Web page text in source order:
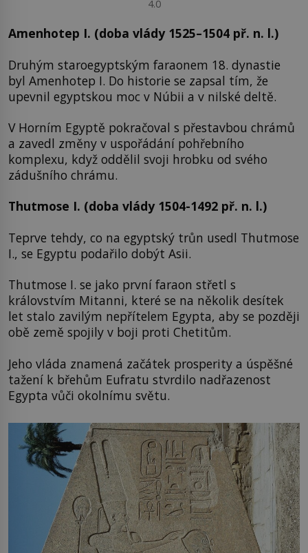
4.0
Amenhotep I. (doba vlády 1525–1504 př. n. l.)
Druhým staroegyptským faraonem 18. dynastie
byl Amenhotep I. Do historie se zapsal tím, že
upevnil egyptskou moc v Núbii a v nilské deltě.
V Horním Egyptě pokračoval s přestavbou chrámů
a zavedl změny v uspořádání pohřebního
komplexu, když oddělil svoji hrobku od svého
zádušního chrámu.
Thutmose I. (doba vlády 1504-1492 př. n. l.)
Teprve tehdy, co na egyptský trůn usedl Thutmose
I., se Egyptu podařilo dobýt Asii.
Thutmose I. se jako první faraon střetl s
královstvím Mitanni, které se na několik desítek
let stalo zavilým nepřítelem Egypta, aby se později
obě země spojily v boji proti Chetitům.
Jeho vláda znamená začátek prosperity a úspěšné
tažení k břehům Eufratu stvrdilo nadřazenost
Egypta vůči okolnímu světu.